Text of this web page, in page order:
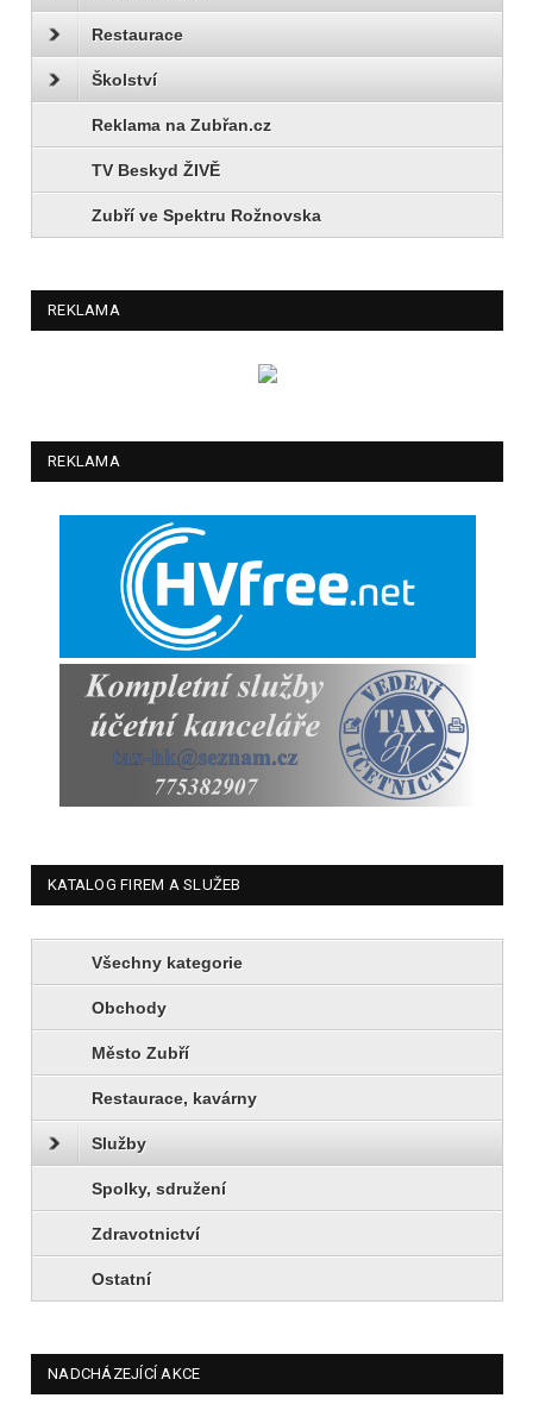
Restaurace
Školství
Reklama na Zubřan.cz
TV Beskyd ŽIVĚ
Zubří ve Spektru Rožnovska
REKLAMA
REKLAMA
KATALOG FIREM A SLUŽEB
Všechny kategorie
Obchody
Město Zubří
Restaurace, kavárny
Služby
Spolky, sdružení
Zdravotnictví
Ostatní
NADCHÁZEJÍCÍ AKCE